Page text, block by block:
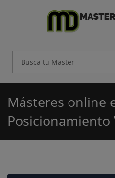
Másteres online
Posicionamiento